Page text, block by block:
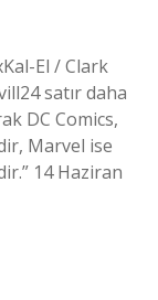
El / Clark
satır daha
DC Comics,
Marvel ise
14 Haziran